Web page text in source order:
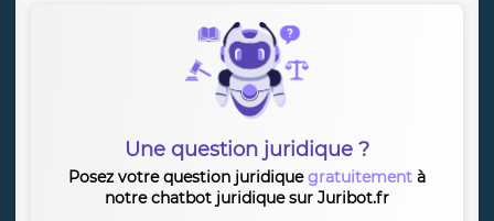
Une question juridique ?
Posez votre question juridiquegratuitement à
notre chatbot juridique sur Juribot.fr